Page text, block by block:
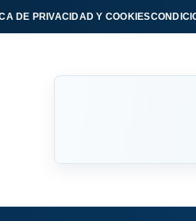
DE PRIVACIDAD Y COOKIES